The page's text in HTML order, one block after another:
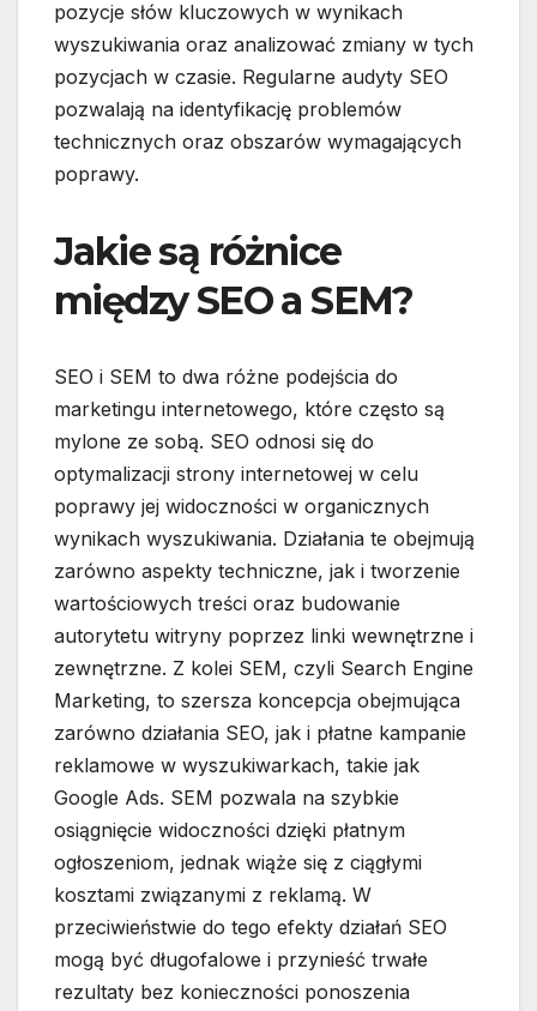
pozycje słów kluczowych w wynikach
wyszukiwania oraz analizować zmiany w tych
pozycjach w czasie. Regularne audyty SEO
pozwalają na identyfikację problemów
technicznych oraz obszarów wymagających
poprawy.
Jakie są różnice
między SEO a SEM?
SEO i SEM to dwa różne podejścia do
marketingu internetowego, które często są
mylone ze sobą. SEO odnosi się do
optymalizacji strony internetowej w celu
poprawy jej widoczności w organicznych
wynikach wyszukiwania. Działania te obejmują
zarówno aspekty techniczne, jak i tworzenie
wartościowych treści oraz budowanie
autorytetu witryny poprzez linki wewnętrzne i
zewnętrzne. Z kolei SEM, czyli Search Engine
Marketing, to szersza koncepcja obejmująca
zarówno działania SEO, jak i płatne kampanie
reklamowe w wyszukiwarkach, takie jak
Google Ads. SEM pozwala na szybkie
osiągnięcie widoczności dzięki płatnym
ogłoszeniom, jednak wiąże się z ciągłymi
kosztami związanymi z reklamą. W
przeciwieństwie do tego efekty działań SEO
mogą być długofalowe i przynieść trwałe
rezultaty bez konieczności ponoszenia